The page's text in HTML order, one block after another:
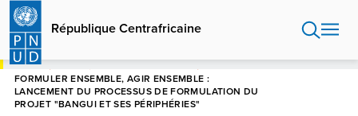
Aller
contenu
principal
République Centrafricaine
HOME
FORMULER ENSEMBLE, AGIR ENSEMBLE :
LANCEMENT DU PROCESSUS DE FORMULATION DU
PROJET "BANGUI ET SES PÉRIPHÉRIES"